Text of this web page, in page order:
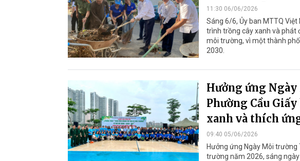
11:30 06/06/2026
Sáng 6/6, Ủy ban MTTQ
trình trồng cây xanh và phát
môi trường, vì một thành
2030.
Hưởng ứng
Phường Cầu
xanh và thích
09:40 05/06/2026
Hưởng ứng Ngày Môi
trường năm 2026, sáng